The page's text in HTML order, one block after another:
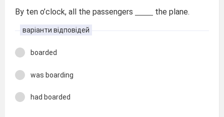
By ten o’clock, all the passengers the plane.
варіанти відповідей
boarded
was boarding
had boarded